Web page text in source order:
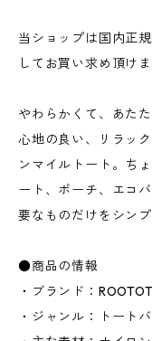
当ショップは国内正
してお買い求め頂けま
やわらかくて、あた
心地の良い、リラッ
ンマイルトート。ち
ート、ポーチ、エコ
要なものだけをシン
●商品の情報
・ブランド：
・ジャンル：トート